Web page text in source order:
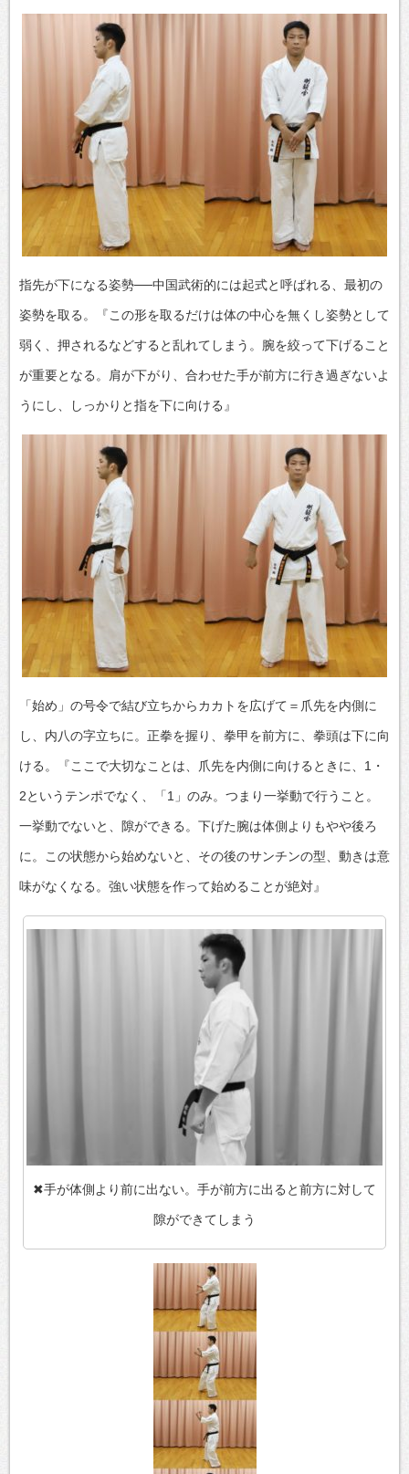
指先が下になる姿勢──中国武術的には起式と呼ばれる、最初の
姿勢を取る。『この形を取るだけは体の中心を無くし姿勢として
弱く、押されるなどすると乱れてしまう。腕を絞って下げること
が重要となる。肩が下がり、合わせた手が前方に行き過ぎないよ
うにし、しっかりと指を下に向ける』
「始め」の号令で結び立ちからカカトを広げて＝爪先を内側に
し、内八の字立ちに。正拳を握り、拳甲を前方に、拳頭は下に向
ける。『ここで大切なことは、爪先を内側に向けるときに、1・
2というテンポでなく、「1」のみ。つまり一挙動で行うこと。
一挙動でないと、隙ができる。下げた腕は体側よりもやや後ろ
に。この状態から始めないと、その後のサンチンの型、動きは意
味がなくなる。強い状態を作って始めることが絶対』
✖手が体側より前に出ない。手が前方に出ると前方に対して
隙ができてしまう